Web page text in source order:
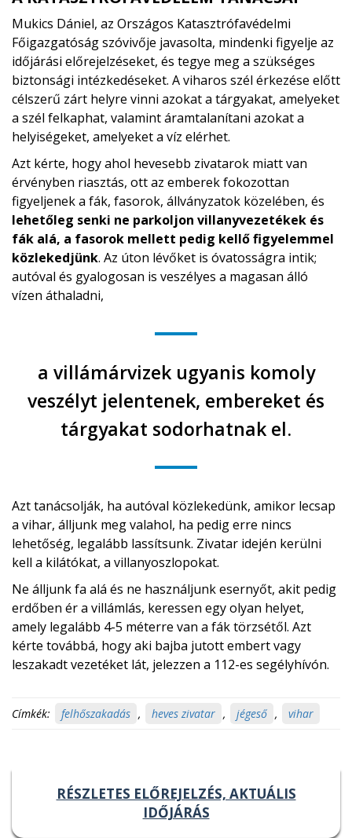
Mukics Dániel, az Országos Katasztrófavédelmi
Főigazgatóság szóvivője javasolta, mindenki figyelje az
időjárási előrejelzéseket, és tegye meg a szükséges
biztonsági intézkedéseket. A viharos szél érkezése előtt
célszerű zárt helyre vinni azokat a tárgyakat, amelyeket
a szél felkaphat, valamint áramtalanítani azokat a
helyiségeket, amelyeket a víz elérhet.
Azt kérte, hogy ahol hevesebb zivatarok miatt van
érvényben riasztás, ott az emberek fokozottan
figyeljenek a fák, fasorok, állványzatok közelében, és
lehetőleg senki ne parkoljon villanyvezetékek és
fák alá, a fasorok mellett pedig kellő figyelemmel
közlekedjünk. Az úton lévőket is óvatosságra intik;
autóval és gyalogosan is veszélyes a magasan álló
vízen áthaladni,
a villámárvizek ugyanis komoly
veszélyt jelentenek, embereket és
tárgyakat sodorhatnak el.
Azt tanácsolják, ha autóval közlekedünk, amikor lecsap
a vihar, álljunk meg valahol, ha pedig erre nincs
lehetőség, legalább lassítsunk. Zivatar idején kerülni
kell a kilátókat, a villanyoszlopokat.
Ne álljunk fa alá és ne használjunk esernyőt, akit pedig
erdőben ér a villámlás, keressen egy olyan helyet,
amely legalább 4-5 méterre van a fák törzsétől. Azt
kérte továbbá, hogy aki bajba jutott embert vagy
leszakadt vezetéket lát, jelezzen a 112-es segélyhívón.
Címkék: felhőszakadás , heves zivatar , jégeső , vihar
RÉSZLETES ELŐREJELZÉS, AKTUÁLIS
IDŐJÁRÁS